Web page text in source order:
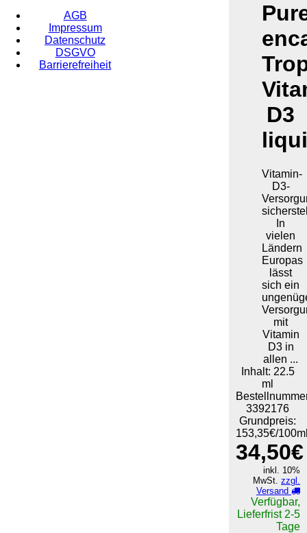
D3
Vitamin-
D3-
In
vielen
Ländern
Europas
lässt
sich ein
mit
Vitamin
D3 in
allen ...
Inhalt: 22.5
ml
3392176
Grundpreis:
153,35€/
34,50€
inkl. 10%
MwSt. zzgl.
Versand
Verfügbar,
Lieferfrist 2-5
Tage
AGB
Impressum
Datenschutz
DSGVO
Barrierefreiheit